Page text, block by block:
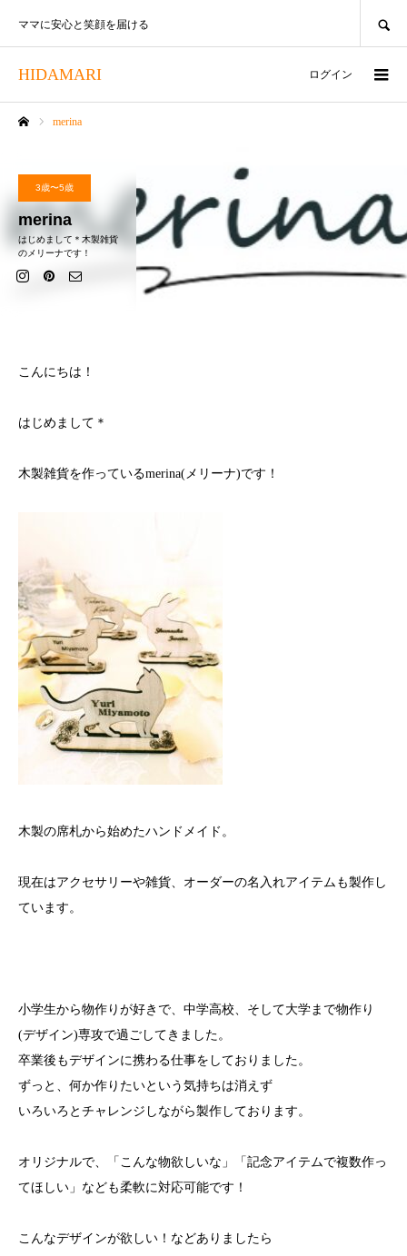
HIDAMARI
ママに安心と笑顔を届ける
ログイン
merina
3歳〜5歳
merina
はじめまして＊木製雑貨
のメリーナです！
こんにちは！
はじめまして＊
木製雑貨を作っているmerina(メリーナ)です！
木製の席札から始めたハンドメイド。
現在はアクセサリーや雑貨、オーダーの名入れアイテムも製作し
ています。
小学生から物作りが好きで、中学高校、そして大学まで物作り
(デザイン)専攻で過ごしてきました。
卒業後もデザインに携わる仕事をしておりました。
ずっと、何か作りたいという気持ちは消えず
いろいろとチャレンジしながら製作しております。
オリジナルで、「こんな物欲しいな」「記念アイテムで複数作っ
てほしい」なども柔軟に対応可能です！
こんなデザインが欲しい！などありましたら